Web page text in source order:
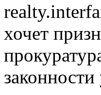
хочет